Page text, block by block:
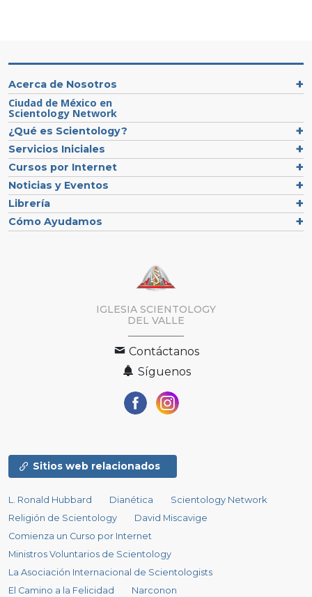
Acerca de Nosotros
Ciudad de México en
Scientology Network
¿Qué es Scientology?
Servicios Iniciales
Cursos por Internet
Noticias y Eventos
Librería
Cómo Ayudamos
IGLESIA SCIENTOLOGY
DEL VALLE
Contáctanos
Síguenos
Sitios web relacionados
L. Ronald Hubbard Dianética
Scientology Network
Religión de Scientology
David Miscavige
Comienza un Curso por Internet
Ministros Voluntarios de Scientology
La Asociación Internacional de Scientologists
El Camino a la Felicidad
Narconon